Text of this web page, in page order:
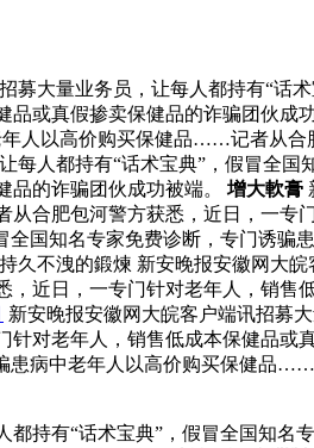
募大量业务员，让每人都持有“
或真假掺卖保健品的诈骗团伙
人以高价购买保健品……记者从
每人都持有“话术宝典”，假冒全
品的诈骗团伙成功被端。 增大軟膏
合肥包河警方获悉，近日，一专
全国知名专家免费诊断，专门诱
久不洩的鍛煉 新安晚报安徽网大
近日，一专门针对老年人，销售
新安晚报安徽网大皖客户端讯招募
对老年人，销售低成本保健品或
患病中老年人以高价购买保健品
都持有“话术宝典”，假冒全国知